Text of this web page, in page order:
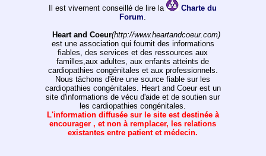
Il est vivement conseillé de lire la
Charte du
Forum.
Heart and Coeur(http://www.heartandcoeur.com)
est une association qui fournit des informations
fiables, des services et des ressources aux
familles,aux adultes, aux enfants atteints de
cardiopathies congénitales et aux professionnels.
Nous tâchons d'être une source fiable sur les
cardiopathies congénitales. Heart and Coeur est un
site d'informations de vécu d'aide et de soutien sur
les cardiopathies congénitales.
L'information diffusée sur le site est destinée à
encourager , et non à remplacer, les relations
existantes entre patient et médecin.